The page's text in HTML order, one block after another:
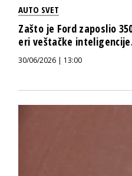
AUTO SVET
Zašto je Ford zaposlio
eri veštačke
30/06/2026 | 13:00